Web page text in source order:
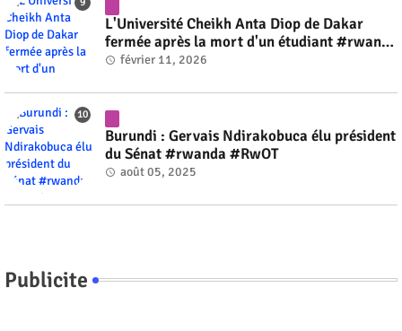
L'Université Cheikh Anta Diop de Dakar
fermée après la mort d'un étudiant #rwanda
#RwOT
février 11, 2026
Burundi : Gervais Ndirakobuca élu président
du Sénat #rwanda #RwOT
août 05, 2025
Publicite